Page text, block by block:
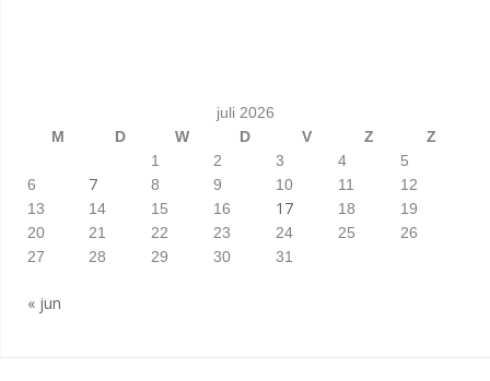
juli 2026
M
D W D V Z
Z
1
2 3 4
5
6
7 8 9 10 11
12
13
14 15 16 17 18
19
20
21 22 23 24 25
26
27
28 29 30 31
« jun